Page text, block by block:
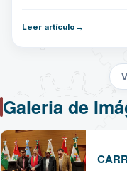
Leer artículo
Galeria de